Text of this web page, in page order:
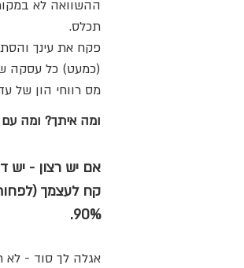
ההשוואה לא
תכלס.
מס רווחי הון של עד 25% על ההכנסות הפאסיביות שלך (כלומר מס על הכנסות מנכסים שנקנו בכסף שכבר שילמת עליו עד
ומה איתך? ומה
אם יש רצון - יש
90%.
אגלה לך סוד - לא